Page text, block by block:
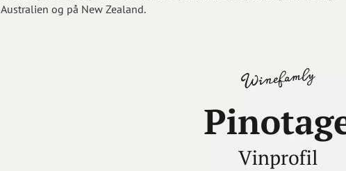
Australien og på New Zealand.